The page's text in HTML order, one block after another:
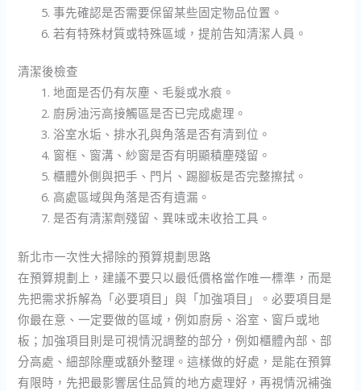
事先確認是否需要保留某些固定物品位置。
若有特殊材質或特殊區域，提前告知清潔人員。
清潔後檢查
地面是否仍有灰塵、毛髮或水痕。
廚房油污高接觸區是否已完成處理。
浴室水垢、排水孔與角落是否有清到位。
窗框、窗溝、紗窗是否有明顯積塵殘留。
櫃體外側與把手、門片、踢腳板是否完整擦拭。
高處區域與角落是否有遺漏。
是否有清潔劑殘留、異味或未收拾工具。
新北市一次性大掃除的預算規劃思路
在預算規劃上，建議不要只以最低價格當作唯一標準，而是
先把需求拆解為「必要項目」與「加強項目」。必要項目是
你最在意、一定要做的區域，例如廚房、浴室、窗戶或地
板；加強項目則是可視情況調整的部分，例如櫃體內部、部
分高處、細部除塵或額外整理。這樣做的好處，是能在預算
有限時，先把最影響居住品質的地方處理好，再視情況補強